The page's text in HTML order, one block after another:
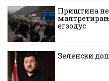
Приштина не
егзодус
Зеленски